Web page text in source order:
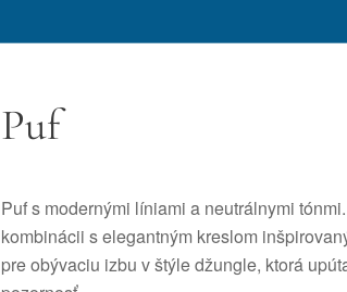
Puf
Puf s modernými líniami a neutrálnymi
kombinácii s elegantným kreslom
pre obývaciu izbu v štýle džungle, ktorá